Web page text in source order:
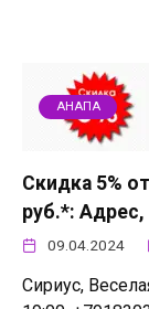
АНАПА
Скидка 5%
руб.*:
09.04.2024
Сириус,